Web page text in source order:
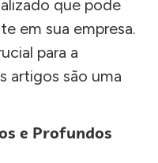
que pode
em sua empresa.
para a
artigos são uma
e Profundos